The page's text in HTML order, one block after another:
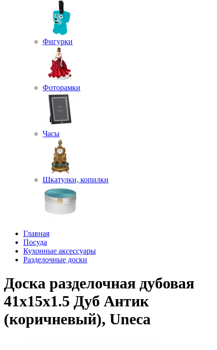
Фигурки
Фоторамки
Часы
Шкатулки, копилки
Главная
Посуда
Кухонные аксессуары
Разделочные доски
Доска разделочная дубовая
41х15х1.5 Дуб Антик
(коричневый), Uneca